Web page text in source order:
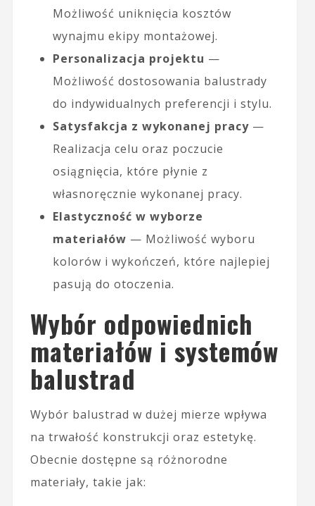
Możliwość uniknięcia kosztów
wynajmu ekipy montażowej.
Personalizacja projektu —
Możliwość dostosowania balustrady
do indywidualnych preferencji i stylu.
Satysfakcja z wykonanej pracy—
Realizacja celu oraz poczucie
osiągnięcia, które płynie z
własnoręcznie wykonanej pracy.
Elastyczność w wyborze
materiałów — Możliwość wyboru
kolorów i wykończeń, które najlepiej
pasują do otoczenia.
Wybór odpowiednich
materiałów i systemów
balustrad
Wybór balustrad w dużej mierze wpływa
na trwałość konstrukcji oraz estetykę.
Obecnie dostępne są różnorodne
materiały, takie jak: